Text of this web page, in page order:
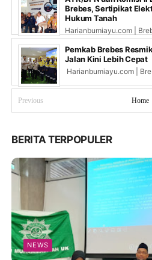
Brebes, Sertipikat
Hukum Tanah
Harianbumiayu.com |
Pemkab Brebes
Jalan Kini Lebih Cepat
Harianbumiayu.com |
Previous Home
BERITA TERPOPULER
NEWS